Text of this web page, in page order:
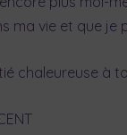
ma vie et que je
chaleureuse à